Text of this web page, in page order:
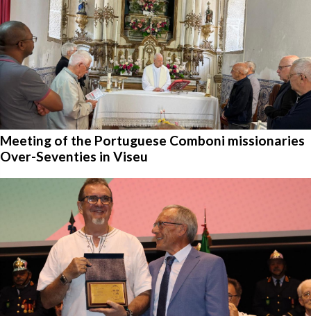
Meeting of the Portuguese Comboni missionaries
Over-Seventies in Viseu